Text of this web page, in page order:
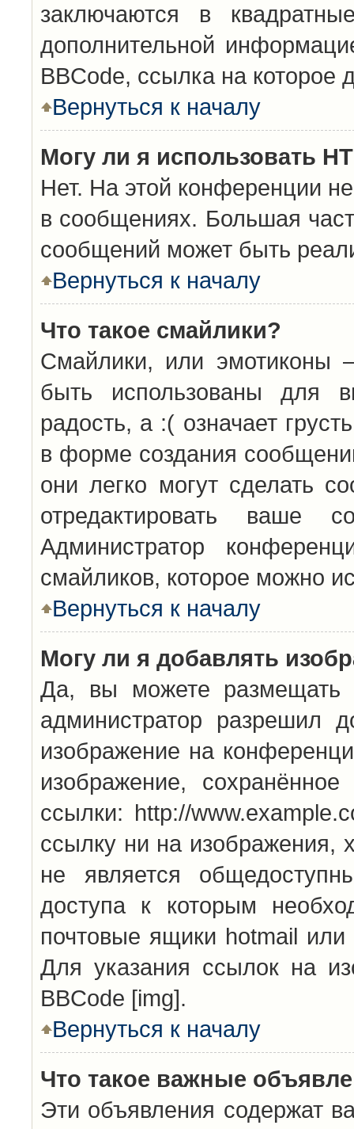
заключаются в
дополнительной
BBCode, ссылка на
Вернуться к началу
Могу ли я использовать
Нет. На этой конференции
в сообщениях. Большая
сообщений может быть
Вернуться к началу
Что такое смайлики?
Смайлики, или эмотиконы
быть использованы для
радость, а :( означает
в форме создания
они легко могут сделать
отредактировать ваше
Администратор
смайликов, которое можно
Вернуться к началу
Могу ли я добавлять
Да, вы можете размещать
администратор разрешил
изображение на
изображение,
ссылки: http://
ссылку ни на
не является
доступа к которым
почтовые ящики hotmail
Для указания ссылок на
BBCode [img].
Вернуться к началу
Что такое важные
Эти объявления содержат